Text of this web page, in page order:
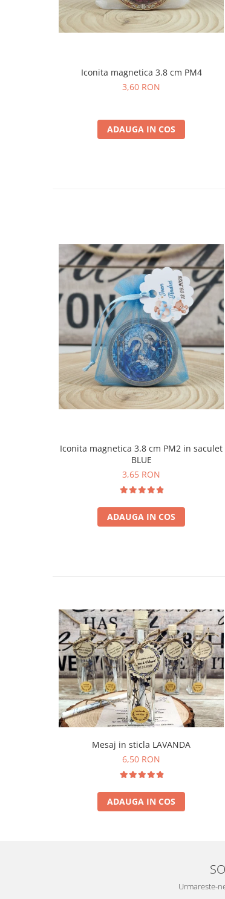
Iconita magnetica 3.8 cm PM4
3,60 RON
ADAUGA IN COS
Iconita magnetica 3.8 cm PM2 in saculet
BLUE
3,65 RON
ADAUGA IN COS
Mesaj in sticla LAVANDA
6,50 RON
ADAUGA IN COS
Urmareste-